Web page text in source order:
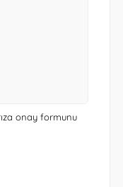
onay formunu